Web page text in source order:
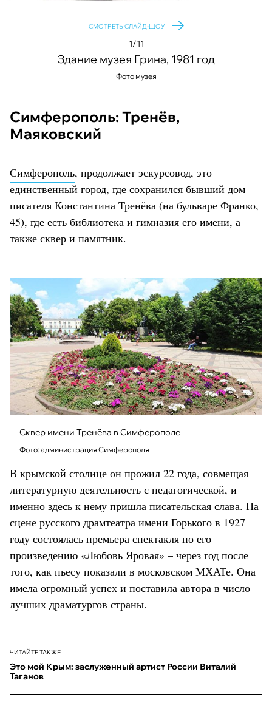
СМОТРЕТЬ СЛАЙД-ШОУ
1/11
Здание музея Грина, 1981 год
Фото музея
Симферополь: Тренёв,
Маяковский
Симферополь, продолжает эскурсовод, это
единственный город, где сохранился бывший дом
писателя Константина Тренёва (на бульваре Франко,
45), где есть библиотека и гимназия его имени, а
также сквер и памятник.
Сквер имени Тренёва в Симферополе
Фото: администрация Симферополя
В крымской столице он прожил 22 года, совмещая
литературную деятельность с педагогической, и
именно здесь к нему пришла писательская слава. На
сцене русского драмтеатра имени Горького в 1927
году состоялась премьера спектакля по его
произведению «Любовь Яровая» – через год после
того, как пьесу показали в московском МХАТе. Она
имела огромный успех и поставила автора в число
лучших драматургов страны.
ЧИТАЙТЕ ТАКЖЕ
Это мой Крым: заслуженный артист России Виталий
Таганов